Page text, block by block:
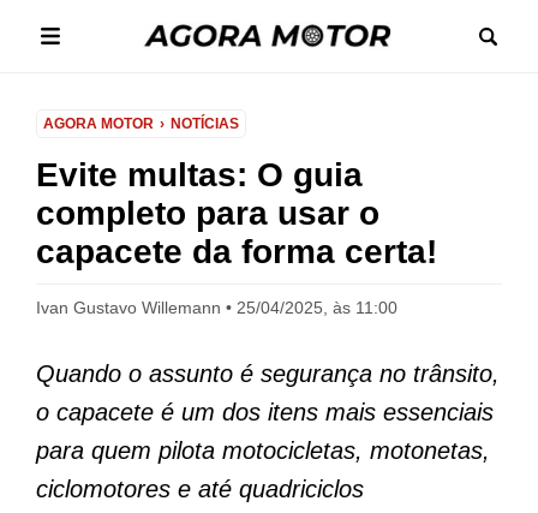
AGORA MOTOR NOTÍCIAS
Evite multas: O guia
completo para usar o
capacete da forma certa!
Ivan Gustavo Willemann 25/04/2025, às 11:00
Quando o assunto é segurança no trânsito,
o capacete é um dos itens mais essenciais
para quem pilota motocicletas, motonetas,
ciclomotores e até quadriciclos